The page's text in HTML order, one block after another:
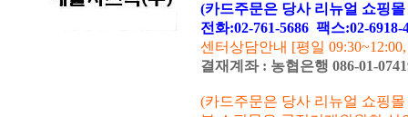
(카드주문은 당사 리뉴얼 쇼핑
전화:02-761-5686 팩스:02-
센터상담안내 [평일
결재계좌 : 농협은행 086-01-
(카드주문은 당사 리뉴얼 쇼핑몰